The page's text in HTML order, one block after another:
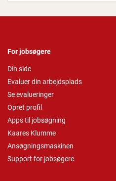
For jobsøgere
Din side
Evaluer din arbejdsplads
Se evalueringer
Opret profil
Apps til jobsøgning
Kaares Klumme
Ansøgningsmaskinen
Support for jobsøgere